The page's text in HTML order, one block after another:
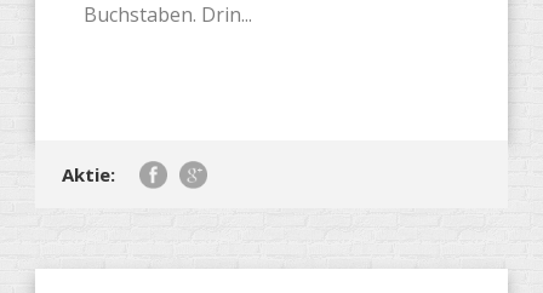
Buchstaben. Drin...
Aktie: